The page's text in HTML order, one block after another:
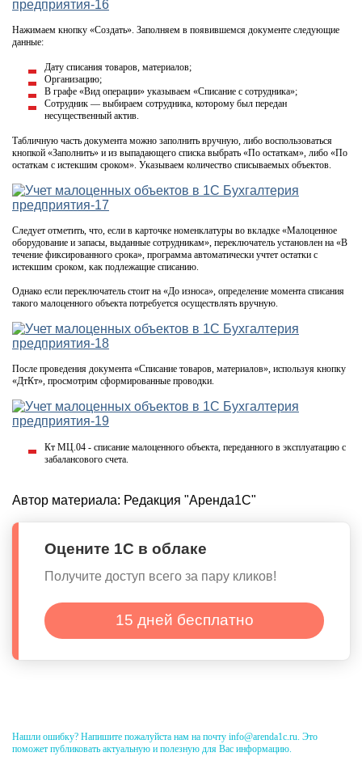
Нажимаем кнопку «Создать». Заполняем в появившемся документе следующие
данные:
Дату списания товаров, материалов;
Организацию;
В графе «Вид операции» указываем «Списание с сотрудника»;
Сотрудник — выбираем сотрудника, которому был передан
несущественный актив.
Табличную часть документа можно заполнить вручную, либо воспользоваться
кнопкой «Заполнить» и из выпадающего списка выбрать «По остаткам», либо «По
остаткам с истекшим сроком». Указываем количество списываемых объектов.
Следует отметить, что, если в карточке номенклатуры во вкладке «Малоценное
оборудование и запасы, выданные сотрудникам», переключатель установлен на «В
течение фиксированного срока», программа автоматически учтет остатки с
истекшим сроком, как подлежащие списанию.
Однако если переключатель стоит на «До износа», определение момента списания
такого малоценного объекта потребуется осуществлять вручную.
После проведения документа «Списание товаров, материалов», используя кнопку
«ДтКт», просмотрим сформированные проводки.
Кт МЦ.04 - списание малоценного объекта, переданного в эксплуатацию с
забалансового счета.
Автор материала: Редакция "Аренда1С"
Оцените 1С в облаке
Получите доступ всего за пару кликов!
15 дней бесплатно
Нашли ошибку? Напишите пожалуйста нам на почту info@arenda1c.ru. Это
поможет публиковать актуальную и полезную для Вас информацию.